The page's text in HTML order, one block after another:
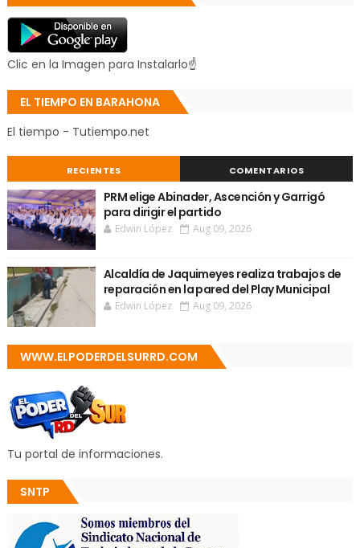
Clic en la Imagen para Instalarlo☝
EL TIEMPO EN BARAHONA
El tiempo - Tutiempo.net
RECIENTES COMENTARIOS
PRM elige Abinader, Ascención y Garrigó
para dirigir el partido
Edwin López Aug 09, 2026
Alcaldía de Jaquimeyes realiza trabajos de
reparación en la pared del Play Municipal
Edwin López Aug 09, 2026
WWW.ELPODERDELSURRD.COM
Tu portal de informaciones.
SNTP